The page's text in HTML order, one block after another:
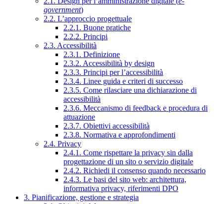
government)
2.2. L’approccio progettuale
2.2.1. Buone pratiche
2.2.2. Principi
2.3. Accessibilità
2.3.1. Definizione
2.3.2. Accessibilità by design
2.3.3. Principi per l’accessibilità
2.3.4. Linee guida e criteri di successo
2.3.5. Come rilasciare una dichiarazione di
accessibilità
2.3.6. Meccanismo di feedback e procedura di
attuazione
2.3.7. Obiettivi accessibilità
2.3.8. Normativa e approfondimenti
2.4. Privacy
2.4.1. Come rispettare la privacy sin dalla
progettazione di un sito o servizio digitale
2.4.2. Richiedi il consenso quando necessario
2.4.3. Le basi del sito web: architettura,
informativa privacy, riferimenti DPO
3. Pianificazione, gestione e strategia